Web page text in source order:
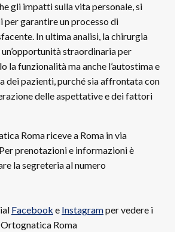
gli impatti sulla vita personale, si
per garantire un processo di
In ultima analisi, la chirurgia
straordinaria per
la funzionalità ma anche l’autostima e
dei pazienti, purché sia affrontata con
delle aspettative e dei fattori
Roma riceve a Roma in via
prenotazioni e informazioni è
la segreteria al numero
Facebook e Instagramper vedere i
Roma